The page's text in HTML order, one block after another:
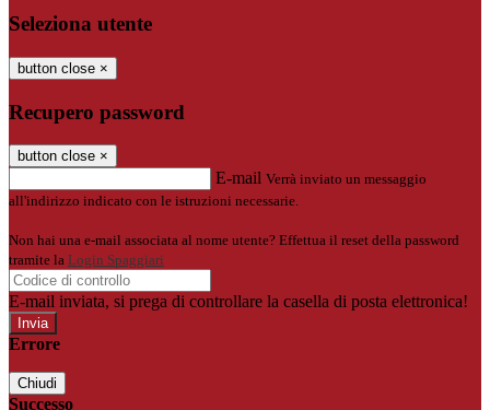
Seleziona utente
button close ×
Recupero password
button close ×
E-mail Verrà inviato un messaggio
all'indirizzo indicato con le istruzioni necessarie.
Non hai una e-mail associata al nome utente? Effettua il reset della password
tramite la Login Spaggiari
E-mail inviata, si prega di controllare la casella di posta elettronica!
Errore
Chiudi
Successo